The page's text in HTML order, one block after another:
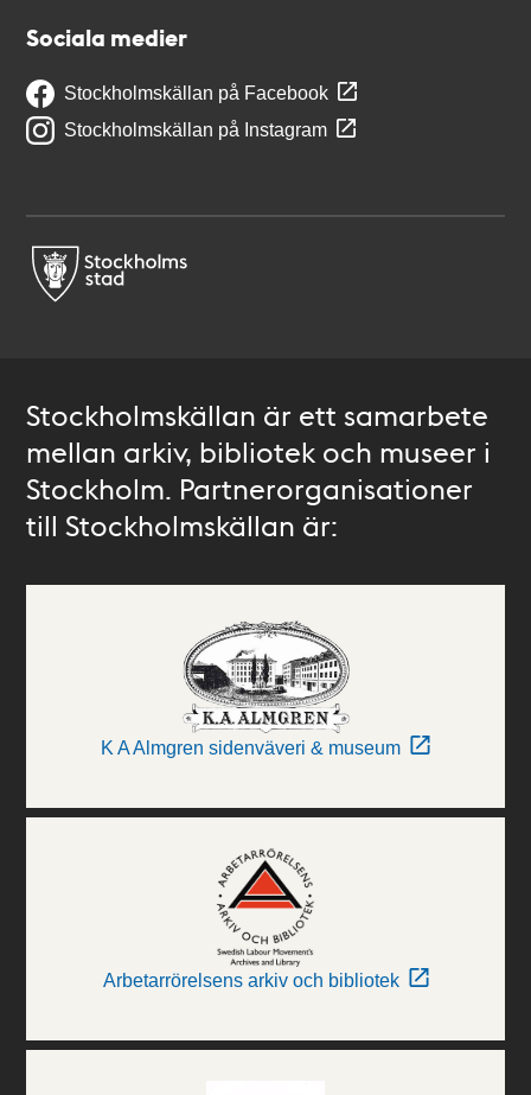
Sociala medier
Stockholmskällan på Facebook
Stockholmskällan på Instagram
Stockholmskällan är ett samarbete
mellan arkiv, bibliotek och museer i
Stockholm. Partnerorganisationer
till Stockholmskällan är:
K A Almgren sidenväveri & museum
Arbetarrörelsens arkiv och bibliotek